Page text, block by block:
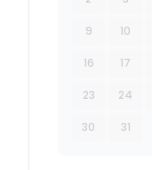
9 10
16 17
23 24
30 31